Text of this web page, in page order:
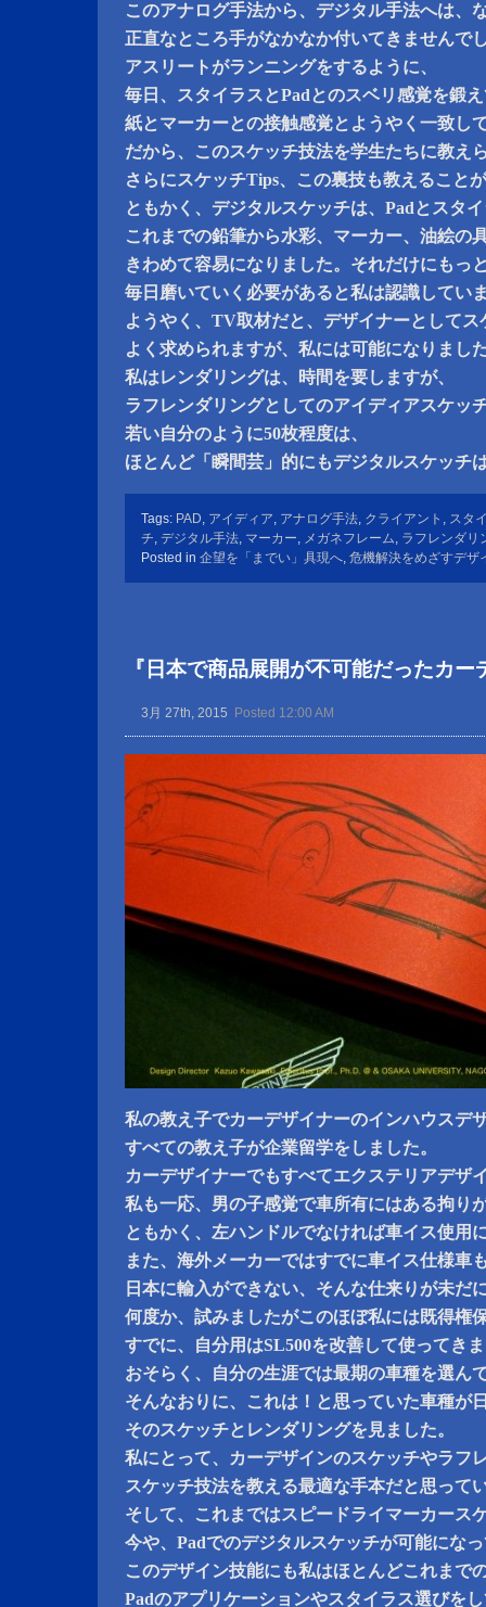
このアナログ手法から、デジタル手法へは、
正直なところ手がなかなか付いてきませんで
アスリートがランニングをするように、
毎日、スタイラスとPadとのスベリ感覚を鍛
紙とマーカーとの接触感覚とようやく一致し
だから、このスケッチ技法を学生たちに教え
さらにスケッチTips、この裏技も教えること
ともかく、デジタルスケッチは、Padとスタ
これまでの鉛筆から水彩、マーカー、油絵の
きわめて容易になりました。それだけにもっ
毎日磨いていく必要があると私は認識してい
ようやく、TV取材だと、デザイナーとしてス
よく求められますが、私には可能になりまし
私はレンダリングは、時間を要しますが、
ラフレンダリングとしてのアイディアスケッ
若い自分のように50枚程度は、
ほとんど「瞬間芸」的にもデジタルスケッチ
Tags: PAD, アイディア, アナログ手法, クライアント , スタ
チ, デジタル手法, マーカー, メガネフレーム, ラフレンダリ
Posted in 企望を「までい」具現へ, 危機解決をめざすデザ
『日本で商品展開が不可能だったカー
3月 27th, 2015 Posted 12:00 AM
私の教え子でカーデザイナーのインハウスデ
すべての教え子が企業留学をしました。
カーデザイナーでもすべてエクステリアデザ
私も一応、男の子感覚で車所有にはある拘り
ともかく、左ハンドルでなければ車イス使用
また、海外メーカーではすでに車イス仕様車
日本に輸入ができない、そんな仕来りが未だ
何度か、試みましたがこのほぼ私には既得権
すでに、自分用はSL500を改善して使ってき
おそらく、自分の生涯では最期の車種を選ん
そんなおりに、これは！と思っていた車種が
そのスケッチとレンダリングを見ました。
私にとって、カーデザインのスケッチやラフ
スケッチ技法を教える最適な手本だと思って
そして、これまではスピードライマーカース
今や、Padでのデジタルスケッチが可能にな
このデザイン技能にも私はほとんどこれまで
Padのアプリケーションやスタイラス選びを